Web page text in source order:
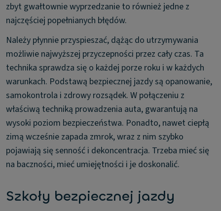
zbyt gwałtownie wyprzedzanie to również jedne z
najczęściej popełnianych błędów.
Należy płynnie przyspieszać, dążąc do utrzymywania
możliwie najwyższej przyczepności przez cały czas. Ta
technika sprawdza się o każdej porze roku i w każdych
warunkach. Podstawą bezpiecznej jazdy są opanowanie,
samokontrola i zdrowy rozsądek. W połączeniu z
właściwą techniką prowadzenia auta, gwarantują na
wysoki poziom bezpieczeństwa. Ponadto, nawet ciepłą
zimą wcześnie zapada zmrok, wraz z nim szybko
pojawiają się senność i dekoncentracja. Trzeba mieć się
na baczności, mieć umiejętności i je doskonalić.
Szkoły bezpiecznej jazdy